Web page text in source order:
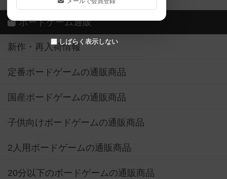
しばらく表示しない
ボードゲーム通販
新作・再入荷情報
定番ボードゲームの通販商品
国産ボードゲームの通販商品
子供向けボードゲームの通販商品
2人用ボードゲームの通販商品
20分以下のボードゲームの通販商品